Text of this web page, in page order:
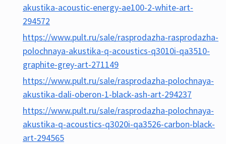
akustika-acoustic-energy-ae100-2-white-art-
294572
https://www.pult.ru/sale/rasprodazha-rasprodazha-
polochnaya-akustika-q-acoustics-q3010i-qa3510-
graphite-grey-art-271149
https://www.pult.ru/sale/rasprodazha-polochnaya-
akustika-dali-oberon-1-black-ash-art-294237
https://www.pult.ru/sale/rasprodazha-polochnaya-
akustika-q-acoustics-q3020i-qa3526-carbon-black-
art-294565